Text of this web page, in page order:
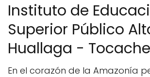
Instituto de
Superior Público
Huallaga - Tocache
En el corazón de la Amazonía